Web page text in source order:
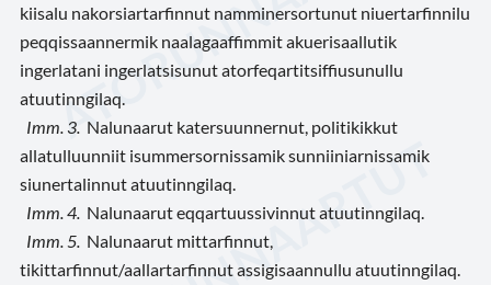
kiisalu nakorsiartarfinnut namminersortunut niuertarfinnilu
peqqissaannermik naalagaaffimmit akuerisaallutik
ingerlatani ingerlatsisunut atorfeqartitsiffiusunullu
atuutinngilaq.
Imm. 3. Nalunaarut katersuunnernut, politikikkut
allatulluunniit isummersornissamik sunniiniarnissamik
siunertalinnut atuutinngilaq.
Imm. 4. Nalunaarut eqqartuussivinnut atuutinngilaq.
Imm. 5. Nalunaarut mittarfinnut,
tikittarfinnut/aallartarfinnut assigisaannullu atuutinngilaq.